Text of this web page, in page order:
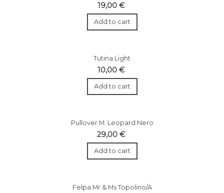
19,00 €
Add to cart
Tutina Light
10,00 €
Add to cart
Pullover M. Leopard Nero
29,00 €
Add to cart
Felpa Mr & Ms Topolino/A